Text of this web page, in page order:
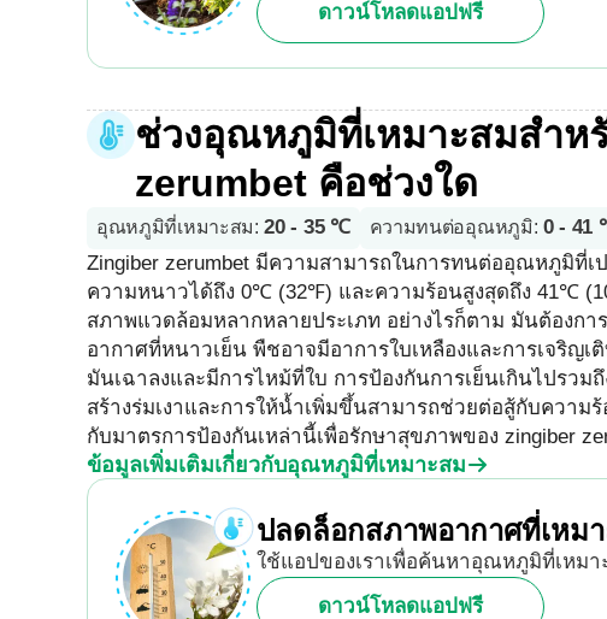
ดาวน์โหลดแอปฟรี
ช่วงอุณหภูมิที่เหมาะสมสำห
zerumbet คือช่วงใด
อุณหภูมิที่เหมาะสม: 20 - 35 ℃ ความทนต่ออุณหภูมิ: 0 - 41
Zingiber zerumbet มีความสามารถในการทนต่ออุณหภูมิที่
ความหนาวได้ถึง 0℃ (32℉) และความร้อนสูงสุดถึง 41℃
สภาพแวดล้อมหลากหลายประเภท อย่างไรก็ตาม มันต้องก
อากาศที่หนาวเย็น พืชอาจมีอาการใบเหลืองและการเจริ
มันเฉาลงและมีการไหม้ที่ใบ การป้องกันการเย็นเกินไปรว
สร้างร่มเงาและการให้น้ำเพิ่มขึ้นสามารถช่วยต่อสู้กับควา
กับมาตรการป้องกันเหล่านี้เพื่อรักษาสุขภาพของ zingiber
ข้อมูลเพิ่มเติมเกี่ยวกับอุณหภูมิที่เหมาะสม
ปลดล็อกสภาพอากาศที่เหม
ใช้แอปของเราเพื่อค้นหาอุณหภูมิที่เหม
ดาวน์โหลดแอปฟรี